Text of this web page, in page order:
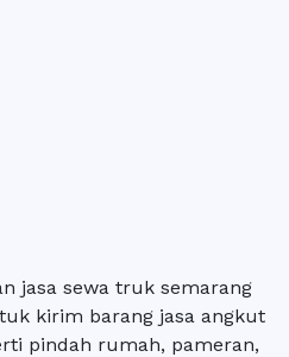
jasa sewa truk semarang
kirim barang jasa angkut
pindah rumah, pameran,